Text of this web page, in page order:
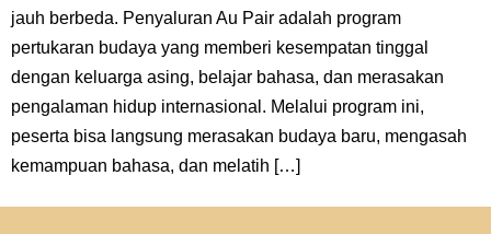
jauh berbeda. Penyaluran Au Pair adalah program
pertukaran budaya yang memberi kesempatan tinggal
dengan keluarga asing, belajar bahasa, dan merasakan
pengalaman hidup internasional. Melalui program ini,
peserta bisa langsung merasakan budaya baru, mengasah
kemampuan bahasa, dan melatih […]